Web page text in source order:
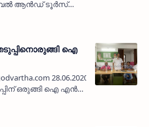
ആന്‍ഡ് ടൂര്‍സ്
കമ്മിറ്റി
ഐ
28.06.2020) ആസന്നമായ
ഒരുങ്ങി ഐ എന്‍
കണ്‍വെന്‍ഷന്‍ ചേര്‍ന്ന്